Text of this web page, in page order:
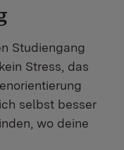
Studiengang
Stress, das
selbst besser
wo deine